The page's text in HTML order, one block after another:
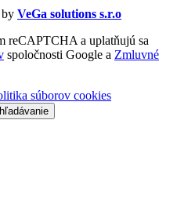
VeGa solutions s.r.o
reCAPTCHA a uplatňujú sa
spoločnosti Google a Zmluvné
súborov cookies